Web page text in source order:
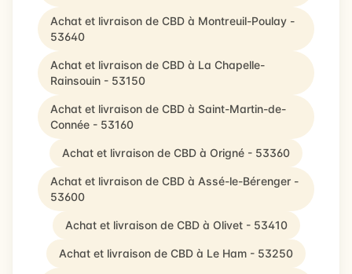
Achat et livraison de CBD à Montreuil-Poulay -
53640
Achat et livraison de CBD à La Chapelle-
Rainsouin - 53150
Achat et livraison de CBD à Saint-Martin-de-
Connée - 53160
Achat et livraison de CBD à Origné - 53360
Achat et livraison de CBD à Assé-le-Bérenger -
53600
Achat et livraison de CBD à Olivet - 53410
Achat et livraison de CBD à Le Ham - 53250